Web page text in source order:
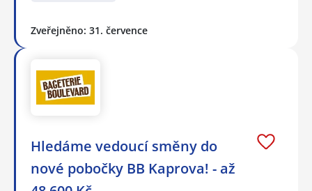
Zveřejněno: 31. července
Hledáme vedoucí směny do
nové pobočky BB Kaprova! - až